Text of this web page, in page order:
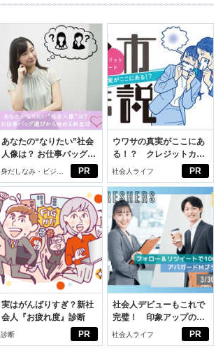
PR
あなたの“なりたい”社会
人像は？ お仕事バッグ選
びから始める新生活
身だしなみ・ビジネ
スアイテム
PR
ウワサの真実がここにあ
る！？ クレジットカー
ドの都市伝説
社会人ライフ
PR
実はがんばりすぎ？新社
会人『お疲れ度』診断
診断 PR
社会人デビューもこれで
完璧！ 印象アップのセ
ルフプロデュース術
社会人ライフ